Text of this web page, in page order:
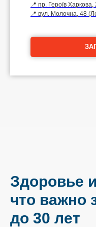
📍 пр. Героїв
📍 вул. Молочна, 48
Здоровье
что важно
до 30 лет